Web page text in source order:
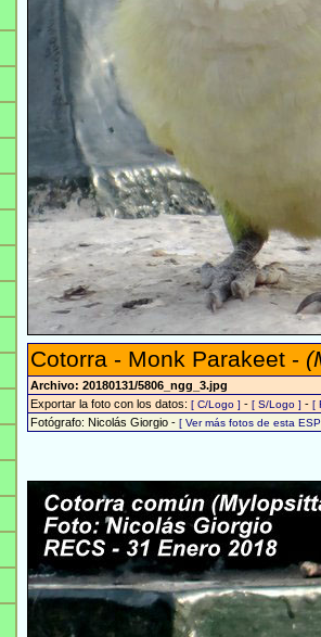
Cotorra - Monk Parakeet -
Archivo: 20180131/5806_ngg_3.jpg
Exportar la foto con los datos: [ C/Logo ] - [ S/Logo ] - [
Fotógrafo: Nicolás Giorgio - [ Ver más fotos de esta